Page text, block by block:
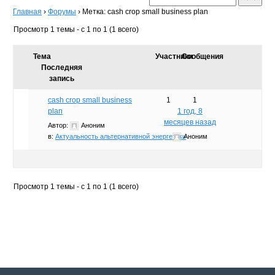
Главная › Форумы › Метка: cash crop small business plan
Просмотр 1 темы - с 1 по 1 (1 всего)
Тема УчастникиСообщения
Последняя
запись
cash crop small business
plan
Автор:
Аноним
в: Актуальность альтернативной энергетики
1
1
1 год, 8
месяцев назад
Аноним
Просмотр 1 темы - с 1 по 1 (1 всего)